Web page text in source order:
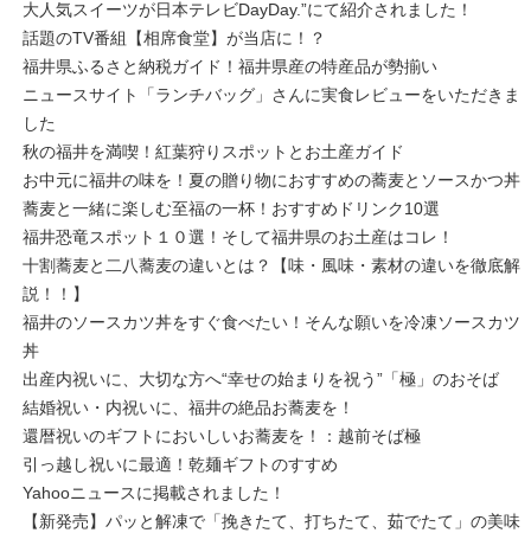
大人気スイーツが日本テレビDayDay.”にて紹介されました！
話題のTV番組【相席食堂】が当店に！？
福井県ふるさと納税ガイド！福井県産の特産品が勢揃い
ニュースサイト「ランチバッグ」さんに実食レビューをいただきま
した
秋の福井を満喫！紅葉狩りスポットとお土産ガイド
お中元に福井の味を！夏の贈り物におすすめの蕎麦とソースかつ丼
蕎麦と一緒に楽しむ至福の一杯！おすすめドリンク10選
福井恐竜スポット１０選！そして福井県のお土産はコレ！
十割蕎麦と二八蕎麦の違いとは？【味・風味・素材の違いを徹底解
説！！】
福井のソースカツ丼をすぐ食べたい！そんな願いを冷凍ソースカツ
丼
出産内祝いに、大切な方へ“幸せの始まりを祝う”「極」のおそば
結婚祝い・内祝いに、福井の絶品お蕎麦を！
還暦祝いのギフトにおいしいお蕎麦を！：越前そば極
引っ越し祝いに最適！乾麺ギフトのすすめ
Yahooニュースに掲載されました！
【新発売】パッと解凍で「挽きたて、打ちたて、茹でたて」の美味